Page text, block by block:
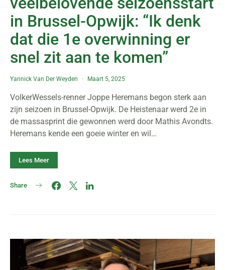
in Brussel-Opwijk: “Ik denk
dat die 1e overwinning er
snel zit aan te komen”
Yannick Van Der Weyden Maart 5, 2025
VolkerWessels-renner Joppe Heremans begon sterk aan
zijn seizoen in Brussel-Opwijk. De Heistenaar werd 2e in
de massasprint die gewonnen werd door Mathis Avondts.
Heremans kende een goeie winter en wil…
Lees Meer
Share